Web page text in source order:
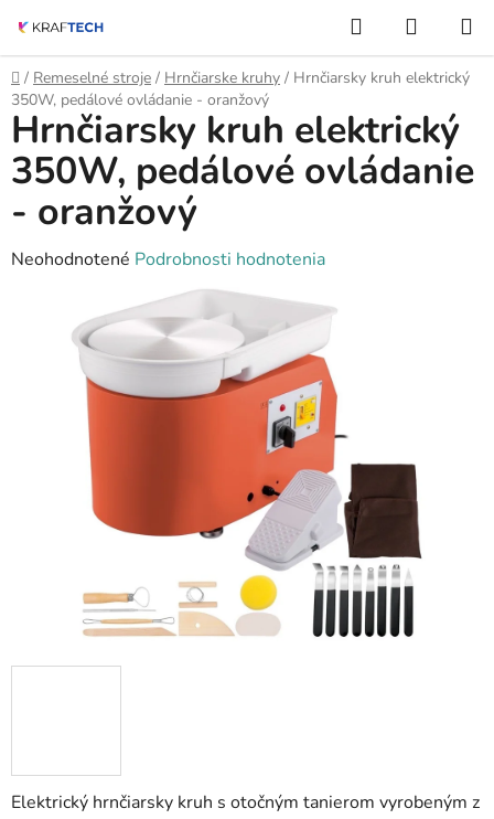
obsah
Hľadať
KOŠÍK
Domov
/ Remeselné stroje / Hrnčiarske kruhy / Hrnčiarsky kruh elektrický
350W, pedálové ovládanie - oranžový
Elektrický hrnčiarsky kruh s otočným tanierom vyrobeným z
Hrnčiarsky kruh elektrický
350W, pedálové ovládanie
- oranžový
Priemerné
hviezdičiek.
Neohodnotené Podrobnosti hodnotenia